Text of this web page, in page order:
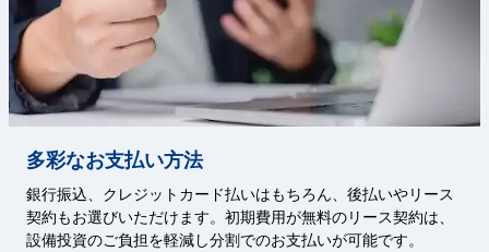
多彩なお支払い方法
銀行振込、クレジットカード払いはもちろん、後払いやリース
契約もお選びいただけます。初期費用が無料のリース契約は、
設備投資のご負担を軽減し分割でのお支払いが可能です。